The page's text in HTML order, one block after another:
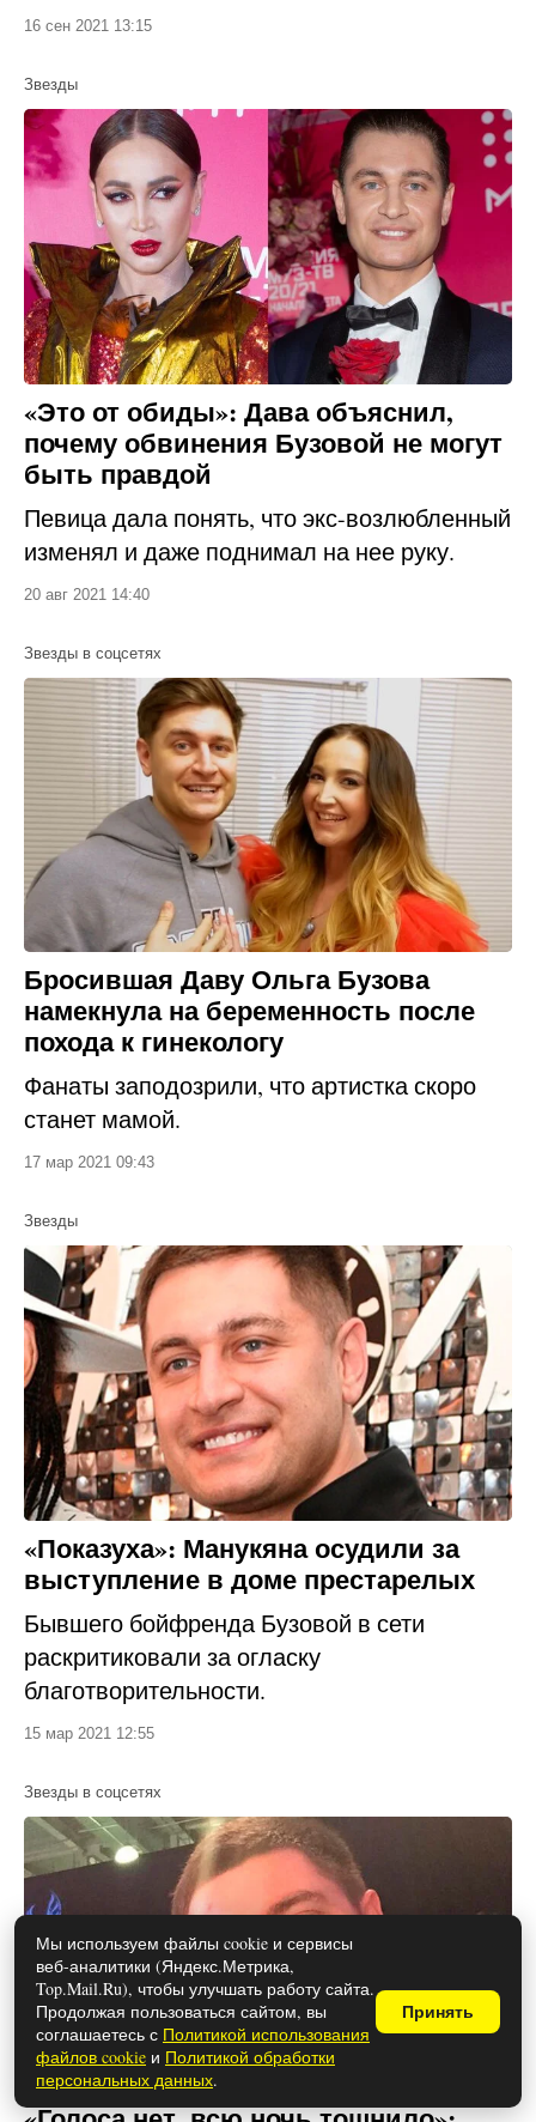
16 сен 2021 13:15
Звезды
«Это от обиды»: Дава объяснил,
почему обвинения Бузовой не могут
быть правдой
Певица дала понять, что экс-возлюбленный
изменял и даже поднимал на нее руку.
20 авг 2021 14:40
Звезды в соцсетях
Бросившая Даву Ольга Бузова
намекнула на беременность после
похода к гинекологу
Фанаты заподозрили, что артистка скоро
станет мамой.
17 мар 2021 09:43
Звезды
«Показуха»: Манукяна осудили за
выступление в доме престарелых
Бывшего бойфренда Бузовой в сети
раскритиковали за огласку
благотворительности.
15 мар 2021 12:55
Звезды в соцсетях
Мы используем файлы cookie и сервисы
веб-аналитики (Яндекс.Метрика,
Top.Mail.Ru), чтобы улучшать работу сайта.
Продолжая пользоваться сайтом, вы
соглашаетесь с Политикой использования
файлов cookie и Политикой обработки
персональных данных.
Принять